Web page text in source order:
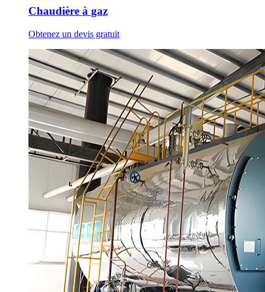
Chaudière à gaz
Obtenez un devis gratuit